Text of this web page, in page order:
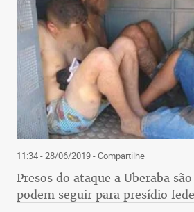
A Ford tem acelerado os planos
Brasil. As fábricas de São
Camaçari (BA) e Taubaté (SP)
última remanescente, em
encerrar as atividades no fim do
operação será elevado. De
recentes estimativas, a
bilhões apenas com
semicondutores, que afetou a
diversas unidades.
11:34 - 28/06/2019- Compartilhe
Presos do ataque a Uberaba
podem seguir para presídio